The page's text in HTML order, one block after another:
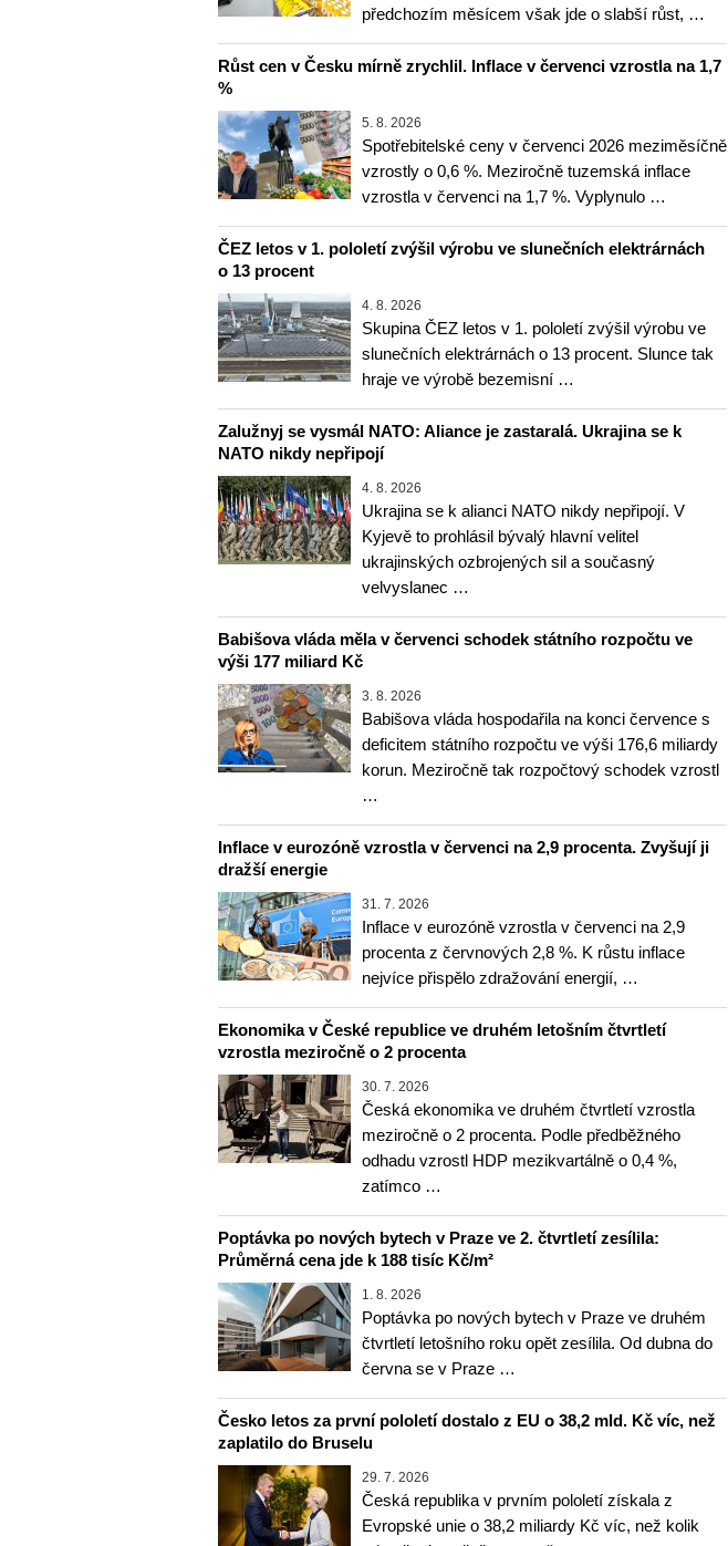
předchozím měsícem však jde o slabší růst, …
Růst cen v Česku mírně zrychlil. Inflace v červenci vzrostla na 1,7
%
5. 8. 2026
Spotřebitelské ceny v červenci 2026 meziměsíčně
vzrostly o 0,6 %. Meziročně tuzemská inflace
vzrostla v červenci na 1,7 %. Vyplynulo …
ČEZ letos v 1. pololetí zvýšil výrobu ve slunečních elektrárnách
o 13 procent
4. 8. 2026
Skupina ČEZ letos v 1. pololetí zvýšil výrobu ve
slunečních elektrárnách o 13 procent. Slunce tak
hraje ve výrobě bezemisní …
Zalužnyj se vysmál NATO: Aliance je zastaralá. Ukrajina se k
NATO nikdy nepřipojí
4. 8. 2026
Ukrajina se k alianci NATO nikdy nepřipojí. V
Kyjevě to prohlásil bývalý hlavní velitel
ukrajinských ozbrojených sil a současný
velvyslanec …
Babišova vláda měla v červenci schodek státního rozpočtu ve
výši 177 miliard Kč
3. 8. 2026
Babišova vláda hospodařila na konci července s
deficitem státního rozpočtu ve výši 176,6 miliardy
korun. Meziročně tak rozpočtový schodek vzrostl
…
Inflace v eurozóně vzrostla v červenci na 2,9 procenta. Zvyšují ji
dražší energie
31. 7. 2026
Inflace v eurozóně vzrostla v červenci na 2,9
procenta z červnových 2,8 %. K růstu inflace
nejvíce přispělo zdražování energií, …
Ekonomika v České republice ve druhém letošním čtvrtletí
vzrostla meziročně o 2 procenta
30. 7. 2026
Česká ekonomika ve druhém čtvrtletí vzrostla
meziročně o 2 procenta. Podle předběžného
odhadu vzrostl HDP mezikvartálně o 0,4 %,
zatímco …
Poptávka po nových bytech v Praze ve 2. čtvrtletí zesílila:
Průměrná cena jde k 188 tisíc Kč/m²
1. 8. 2026
Poptávka po nových bytech v Praze ve druhém
čtvrtletí letošního roku opět zesílila. Od dubna do
června se v Praze …
Česko letos za první pololetí dostalo z EU o 38,2 mld. Kč víc, než
zaplatilo do Bruselu
29. 7. 2026
Česká republika v prvním pololetí získala z
Evropské unie o 38,2 miliardy Kč víc, než kolik